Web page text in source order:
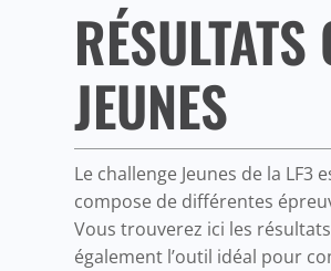
JEUNES
Le challenge Jeunes de la LF3
compose de différentes
Vous trouverez ici les
également l’outil idéal pour